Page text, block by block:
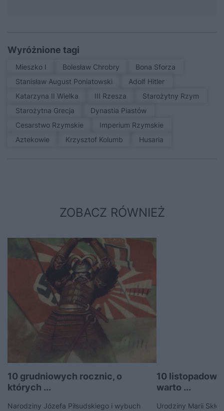
Wyróżnione tagi
Mieszko I Bolesław Chrobry
Bona Sforza
Stanisław August Poniatowski
Adolf Hitler
Katarzyna II Wielka
III Rzesza
Starożytny Rzym
Starożytna Grecja
Dynastia Piastów
Cesarstwo Rzymskie
Imperium Rzymskie
Aztekowie
Krzysztof Kolumb Husaria
ZOBACZ RÓWNIEŻ
10 grudniowych rocznic, o
których ...
Narodziny Józefa Piłsudskiego i wybuch
10
warto ...
Urodziny Marii